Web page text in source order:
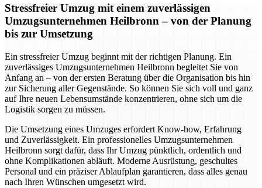
Stressfreier Umzug mit einem zuverlässigen
Umzugsunternehmen Heilbronn – von der Planung
bis zur Umsetzung
Ein stressfreier Umzug beginnt mit der richtigen Planung. Ein
zuverlässiges Umzugsunternehmen Heilbronn begleitet Sie von
Anfang an – von der ersten Beratung über die Organisation bis hin
zur Sicherung aller Gegenstände. So können Sie sich voll und ganz
auf Ihre neuen Lebensumstände konzentrieren, ohne sich um die
Logistik sorgen zu müssen.
Die Umsetzung eines Umzuges erfordert Know-how, Erfahrung
und Zuverlässigkeit. Ein professionelles Umzugsunternehmen
Heilbronn sorgt dafür, dass Ihr Umzug pünktlich, ordentlich und
ohne Komplikationen abläuft. Moderne Ausrüstung, geschultes
Personal und ein präziser Ablaufplan garantieren, dass alles genau
nach Ihren Wünschen umgesetzt wird.